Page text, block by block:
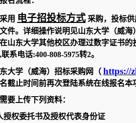
用 电子招投标方式 采购，投标
件。详细操作说明见山东大学（威
山东大学其他校区办理过数字证书
系电话:400-808-5975转2。
大学（威海）招标采购网（ https://
截止时间前再次登陆系统在线报名本
要上传下列资料：
授权委托书及授权代表身份证